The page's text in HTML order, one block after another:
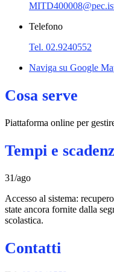
Telefono
Tel. 02.9240552
Naviga su Google
Cosa serve
Piattaforma online per
Tempi e
31/ago
Accesso al sistema:
state ancora fornite dalla
scolastica.
Contatti